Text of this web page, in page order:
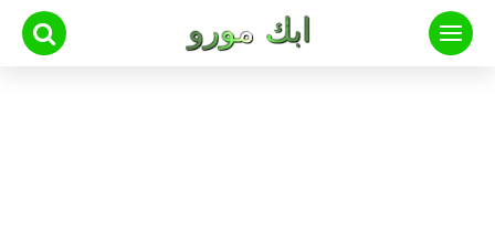
التجاوز
المحتوى